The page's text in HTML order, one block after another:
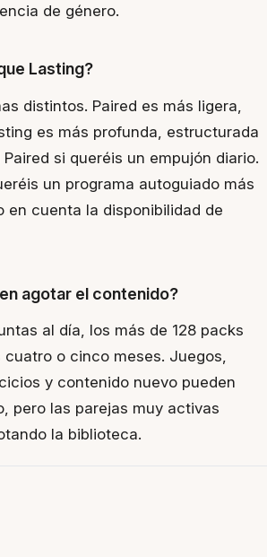
de género.
Lasting?
distintos. Paired es más ligera,
es más profunda, estructurada
si queréis un empujón diario.
un programa autoguiado más
en cuenta la disponibilidad de
agotar el contenido?
al día, los más de 128 packs
cuatro o cinco meses. Juegos,
y contenido nuevo pueden
pero las parejas muy activas
la biblioteca.